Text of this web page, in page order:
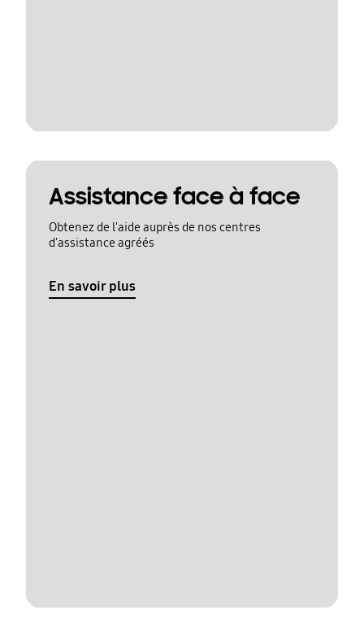
Assistance face à face
Obtenez de l'aide auprès de nos centres
d'assistance agréés
En savoir plus